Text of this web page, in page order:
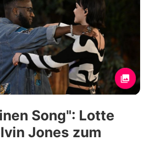
Stars
Filme & Serien
Lifestyle
Familie & Liebe
Exklusiv
auf Promiflash
Song": Lotte
Jones zum